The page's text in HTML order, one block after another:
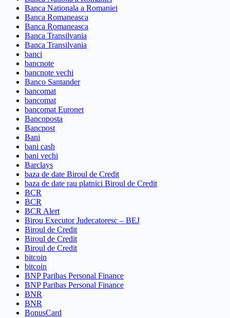
Banca Nationala a Romaniei
Banca Romaneasca
Banca Romaneasca
Banca Transilvania
Banca Transilvania
banci
bancnote
bancnote vechi
Banco Santander
bancomat
bancomat
bancomat Euronet
Bancoposta
Bancpost
Bani
bani cash
bani vechi
Barclays
baza de date Biroul de Credit
baza de date rau platnici Biroul de Credit
BCR
BCR
BCR Alert
Birou Executor Judecatoresc – BEJ
Biroul de Credit
Biroul de Credit
Biroul de Credit
bitcoin
bitcoin
BNP Paribas Personal Finance
BNP Paribas Personal Finance
BNR
BNR
BonusCard